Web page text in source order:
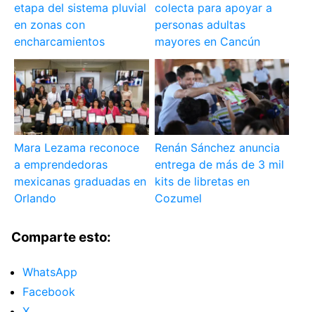
etapa del sistema pluvial
en zonas con
encharcamientos
colecta para apoyar a
personas adultas
mayores en Cancún
Mara Lezama reconoce
a emprendedoras
mexicanas graduadas en
Orlando
Renán Sánchez anuncia
entrega de más de 3 mil
kits de libretas en
Cozumel
Comparte esto:
WhatsApp
Facebook